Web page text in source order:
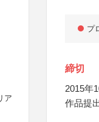
ア
プ
締切
2015年
作品提